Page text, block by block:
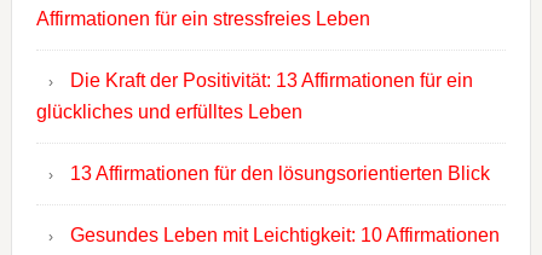
Affirmationen für ein stressfreies Leben
Die Kraft der Positivität: 13 Affirmationen für ein
glückliches und erfülltes Leben
13 Affirmationen für den lösungsorientierten Blick
Gesundes Leben mit Leichtigkeit: 10 Affirmationen